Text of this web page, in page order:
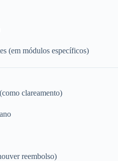
(em módulos específicos)
clareamento)
reembolso)